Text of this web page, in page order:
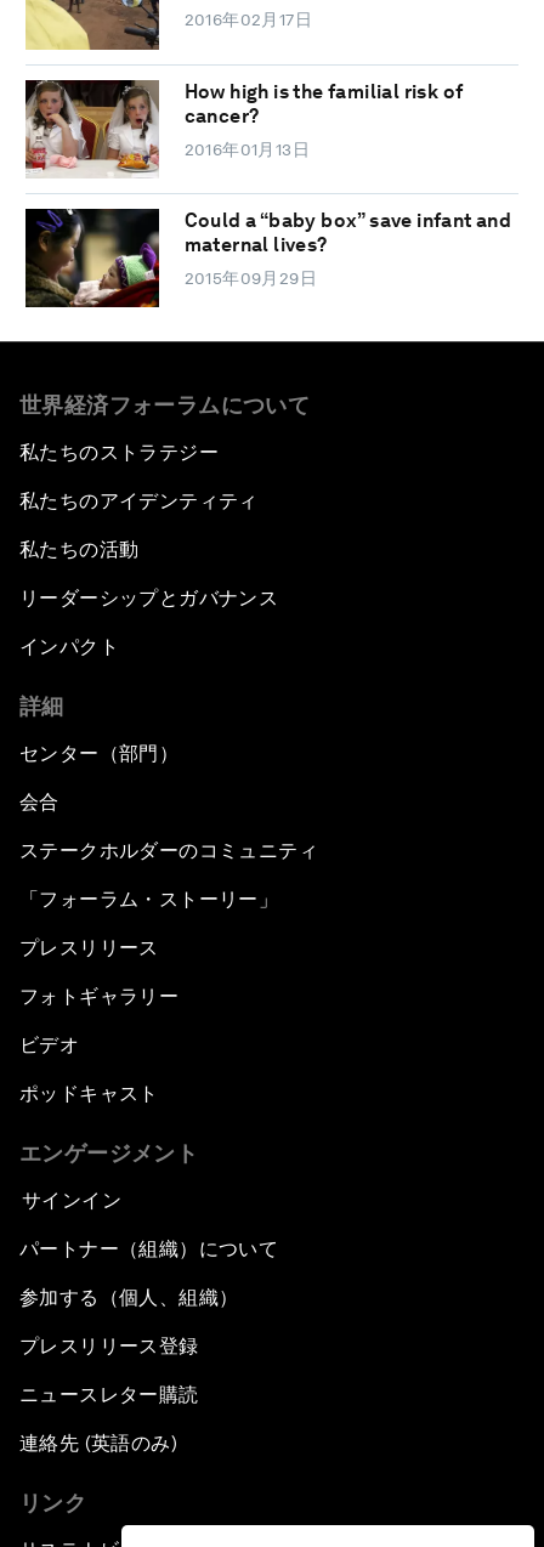
2016年02月17日
How high is the familial risk of
cancer?
2016年01月13日
Could a “baby box” save infant and
maternal lives?
2015年09月29日
世界経済フォーラムについて
私たちのストラテジー
私たちのアイデンティティ
私たちの活動
リーダーシップとガバナンス
インパクト
詳細
センター（部門）
会合
ステークホルダーのコミュニティ
「フォーラム・ストーリー」
プレスリリース
フォトギャラリー
ビデオ
ポッドキャスト
エンゲージメント
サインイン
パートナー（組織）について
参加する（個人、組織）
プレスリリース登録
ニュースレター購読
連絡先 (英語のみ)
リンク